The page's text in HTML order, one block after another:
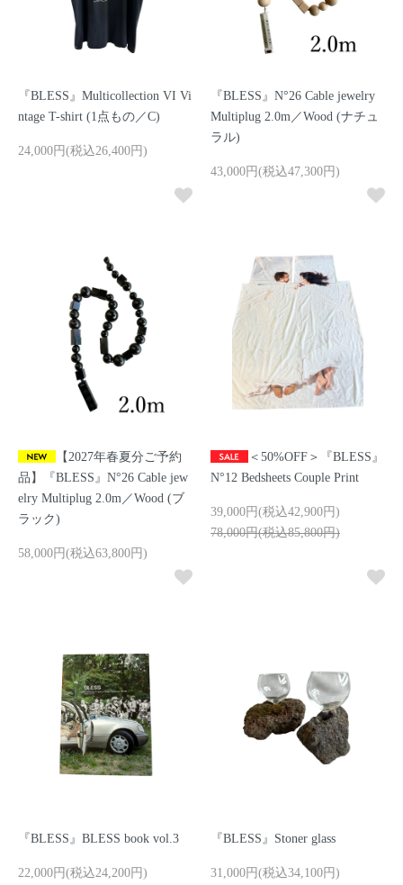
『BLESS』Multicollection VI Vi
ntage T-shirt (1点もの／C)
24,000円(税込26,400円)
『BLESS』N°26 Cable jewelry
Multiplug 2.0m／Wood (ナチュ
ラル)
43,000円(税込47,300円)
【2027年春夏分ご予約
品】『BLESS』N°26 Cable jew
elry Multiplug 2.0m／Wood (ブ
ラック)
58,000円(税込63,800円)
＜50%OFF＞『BLESS』
N°12 Bedsheets Couple Print
39,000円(税込42,900円)
78,000円(税込85,800円)
『BLESS』BLESS book vol.3
22,000円(税込24,200円)
『BLESS』Stoner glass
31,000円(税込34,100円)